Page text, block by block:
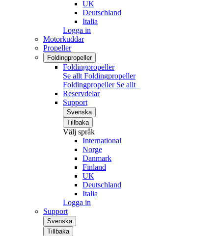
UK
Deutschland
Italia
Logga in
Motorkuddar
Propeller
Foldingpropeller
Foldingpropeller
Se allt Foldingpropeller
Foldingpropeller Se allt
Reservdelar
Support
Svenska
Tillbaka
Välj språk
International
Norge
Danmark
Finland
UK
Deutschland
Italia
Logga in
Support
Svenska
Tillbaka